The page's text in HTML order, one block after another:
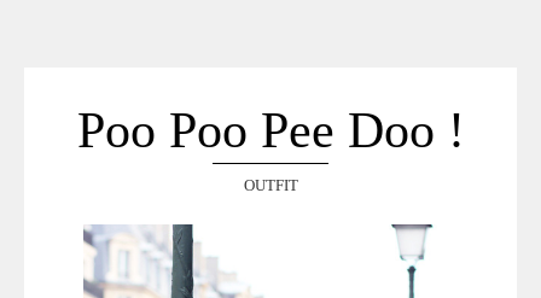
LOOKBOOK
ARCHIVES
Poo Poo Pee Doo !
OUTFIT